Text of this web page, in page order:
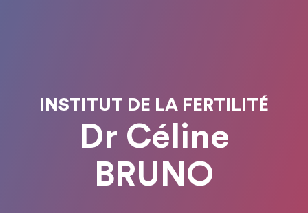
INSTITUT DE LA FERTILITÉ
Dr Céline
BRUNO